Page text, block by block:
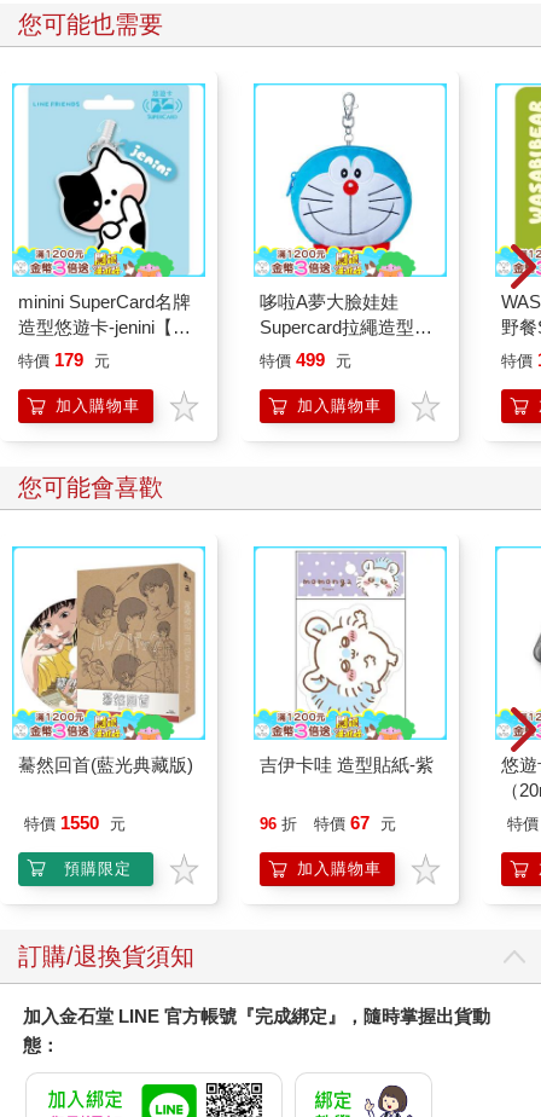
理查．費納根曾在他的一本小說裡寫道：「過去總是難以預
呢？如果騙人的記憶早已把我變成了我想要成為的那個模樣？佛
洛伊德把這個過程稱為「屏幕記憶」，當次要的記憶把真正重要
的記憶推擠到邊緣，加以掩蓋。而對難堪時刻的抗拒，對折磨人
的真相的抗拒，則會導致記憶缺口與記憶錯誤。
於是我坐在這裡，像一件扣子扣歪了的雨衣，等待著自己鼓起勇
氣去讀我當時寫下的文字。「該如何談論疾病？」曾有人這麼
問，然後自己回答了這個問題：「談得太多很可怕，但是根本不
談卻更糟。」
要如何敘述一個情況，當一個人在譫妄中，顯然感覺到自己有生
命危險，上百次、上千次地一再地說：不要中斷，請不要中斷，
不要中斷，不要結束，不要結束，不要結束，請不要結束。
瀉到全身。有十年之久，這份恐懼與我同桌而坐──或是它的小表
親「不安」、「擔心」、「憂慮」與我同坐在沙發上、書桌旁，
是合情合理的，可是當恐懼控制了我們，我們就完了。假如不懂
得恐懼，我們可能早就從教堂的高塔上摔落，被馬路上的車流輾
碎，被黑夜吞噬，被愛情毀滅。可是當恐懼耗盡了我們的心力，
當我們在驚慌失措的夜裡幾乎想打電話叫救護車或是報警，因為
心臟跳得太快，因為腦袋陣陣作痛，使人把嗡嗡耳鳴聽成正一步
步逼近的陌生腳步聲，這時恐懼就握有了權力與決定權，能夠恣
意折磨我們。
我曾在某處讀到：自由在恐懼終止之處出現。當時我心想：當
然，所以右翼分子才會在此地與各處激起眾人的恐懼，好讓民眾
任由自己被操控。因此，偉大的抗議文化理論家吉恩．夏普才會
說：要使一個社會朝著自由的方向改變，最重要的一句話就是：
要提倡希望而非散播恐懼。然而，恐懼在我渺小的日常生活中扎
開始感到恐懼，就再也停不下來了」，這是最近報紙上引用一位
北韓異議人士所說的話。我無法停止感到恐懼。那些年裡都沒辦
法。當我轉進我住的那條街，看見一輛救護車閃著紅光，我就會
恐懼之火熊熊燃燒的就是這種種可能性。恐懼是籠統的，害怕是
具體的。恩斯特．布洛赫在他那本《希望的原理》中寫道：「地
狀態就是恐懼。如果這種狀態更加確定，就成了害怕。」有時恐
懼與害怕合而為一，害怕擴大成為恐懼。而害怕的人就也會感到
恐懼。
您可能也需要
minini SuperCard名牌
造型悠遊卡-jenini【受
託代銷】
特價 179 元
加入購物車
哆啦A夢大臉娃娃
Supercard拉繩造型悠
遊卡【受託代銷】
特價 499 元
加入購物車
野
芥
特價
您可能會喜歡
驀然回首(藍光典藏版)
特價 1550 元
預購限定
吉伊卡哇 造型貼紙-紫
96 折 特價 67 元
加入購物車
悠
（
特價
訂購/退換貨須知
加入金石堂 LINE 官方帳號『完成綁定』，隨時掌握出貨動
態：